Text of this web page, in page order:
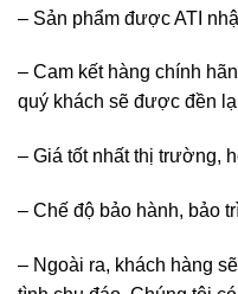
– Sản phẩm được ATI
– Cam kết hàng chính
quý khách sẽ được đền
– Giá tốt nhất thị trường,
– Chế độ bảo hành, bảo
– Ngoài ra, khách hàng